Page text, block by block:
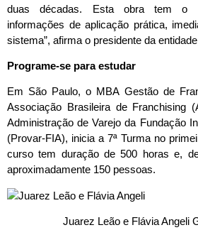
duas décadas. Esta obra tem o
informações de aplicação prática,
sistema”, afirma o presidente da
Programe-se para estudar
Em São Paulo, o MBA Gestão de
Associação Brasileira de Franchising
Administração de Varejo da Fundação
(Provar-FIA), inicia a 7ª Turma no
curso tem duração de 500 horas e,
aproximadamente 150 pessoas.
Juarez Leão e Flávia Angeli